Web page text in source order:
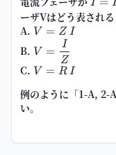
L
I I
ーザVはどう表される
A. V=Z\,I
V = Z I
B. V=\dfrac{I}
{Z}
V =
Z
I
C. V=R\,I
V = RI
例のように「1-A, 2-
い。